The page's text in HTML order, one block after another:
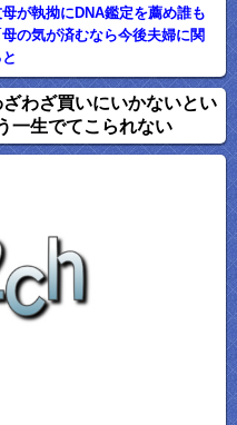
が執拗にDNA鑑定を薦め誰も
の気が済むなら今後夫婦に関
わざ買いにいかないとい
一生でてこられない